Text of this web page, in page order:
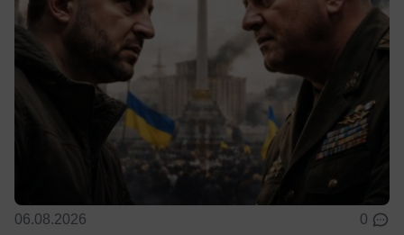
06.08.2026 0